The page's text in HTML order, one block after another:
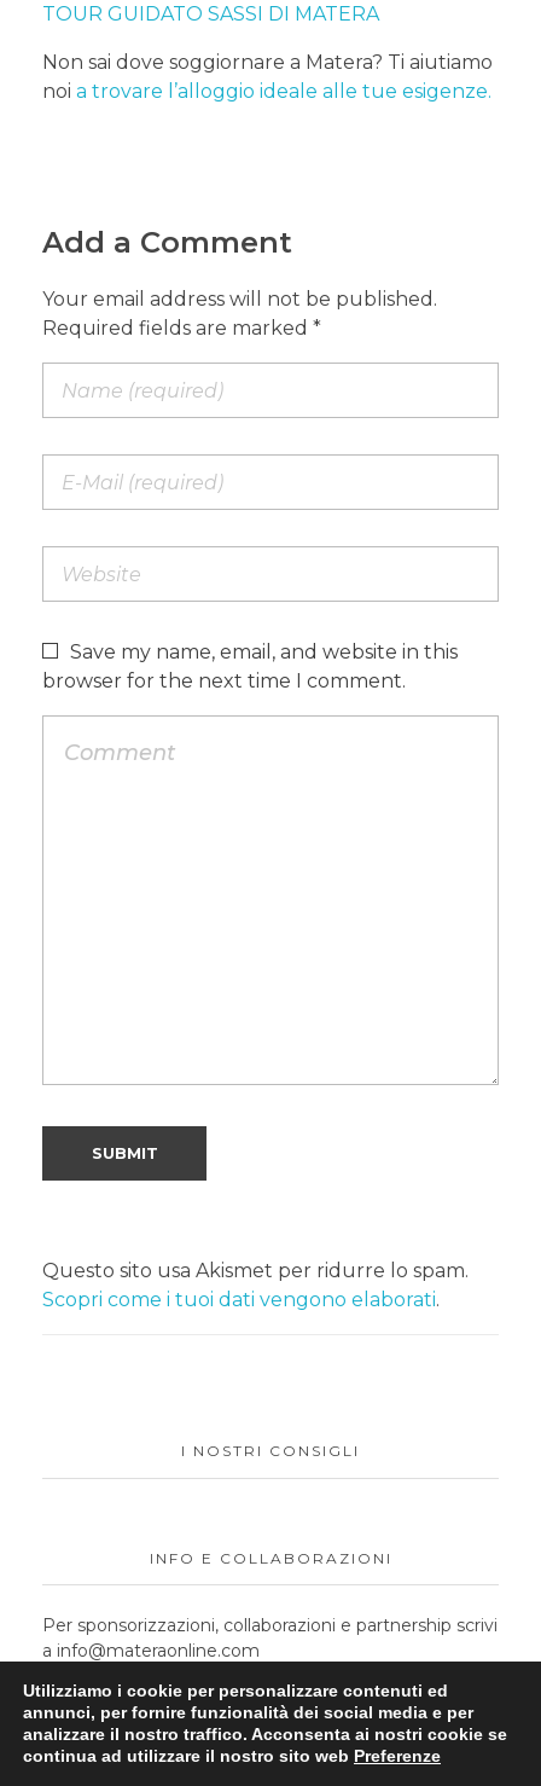
TOUR GUIDATO SASSI DI MATERA
Non sai dove soggiornare a Matera? Ti aiutiamo
noi a trovare l’alloggio ideale alle tue esigenze.
Add a Comment
Your email address will not be published.
Required fields are marked *
Save my name, email, and website in this
browser for the next time I comment.
Questo sito usa Akismet per ridurre lo spam.
Scopri come i tuoi dati vengono elaborati.
I NOSTRI CONSIGLI
INFO E COLLABORAZIONI
Per sponsorizzazioni, collaborazioni e partnership scrivi
a info@materaonline.com
Made by
Utilizziamo i cookie per personalizzare contenuti ed
annunci, per fornire funzionalità dei social media e per
analizzare il nostro traffico. Acconsenta ai nostri cookie se
continua ad utilizzare il nostro sito web Preferenze